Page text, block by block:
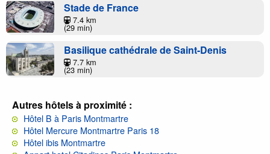
Stade de France
7.4 km
(29 min)
Basilique cathédrale de Saint-Denis
7.7 km
(23 min)
Autres hôtels à proximité :
Hôtel B à Paris Montmartre
Hôtel Mercure Montmartre Paris 18
Hôtel ibis Montmartre